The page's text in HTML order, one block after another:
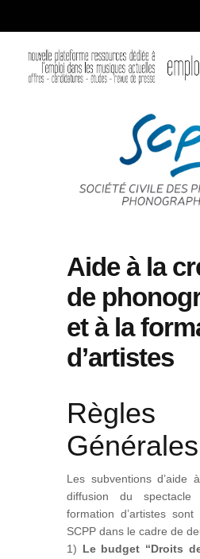
Aide à la
de
et à la
d’artistes
Règles
Générales
Les subventions d’aide
diffusion du
formation d’artistes
SCPP dans le cadre de
1) Le budget “Droits